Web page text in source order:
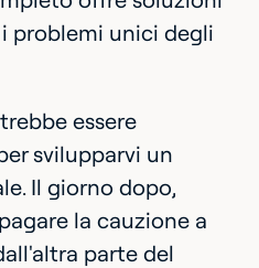
problemi unici degli
essere
svilupparvi un
Il giorno dopo,
la cauzione a
parte del